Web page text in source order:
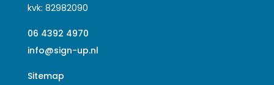
kvk: 82982090
06 4392 4970
info@sign-up.nl
Sitemap